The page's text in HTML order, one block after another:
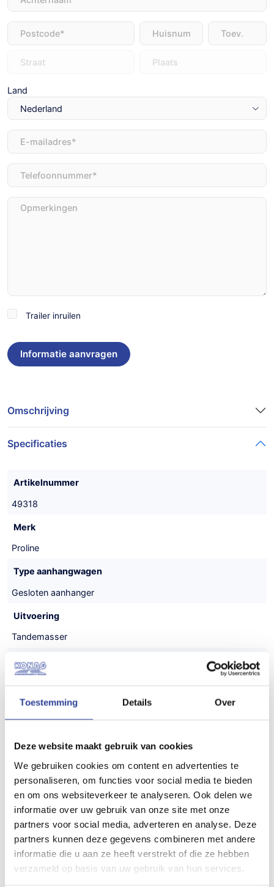
Toestemming Details Over
Deze website maakt gebruik van cookies
We gebruiken cookies om content en advertenties te
personaliseren, om functies voor social media te bieden
en om ons websiteverkeer te analyseren. Ook delen we
informatie over uw gebruik van onze site met onze
partners voor social media, adverteren en analyse. Deze
partners kunnen deze gegevens combineren met andere
informatie die u aan ze heeft verstrekt of die ze hebben
verzameld op basis van uw gebruik van hun services.
Adres
Land
E-
mailadres(Vereist)
Telefoon
Opmerkingen
TrailerTrailer inruilen
Omschrijving
Specificaties
Artikelnummer
49318
Merk
Proline
Type aanhangwagen
Gesloten aanhanger
Uitvoering
Tandemasser
Laadvloerhoogte
Maatvoering (inwendig)
Maatvoering (uitwendig)
440x180x210 cm (LxBxH)
Gewicht
550 kg
Draagvermogen (bruto)
2800 kg